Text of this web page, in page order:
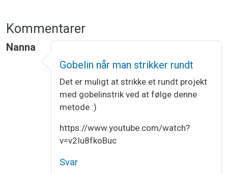
Kommentarer
Nanna
Gobelin når man strikker rundt
Det er muligt at strikke et rundt projekt
med gobelinstrik ved at følge denne
metode :)
https://www.youtube.com/watch?
v=v2Iu8fkoBuc
Svar